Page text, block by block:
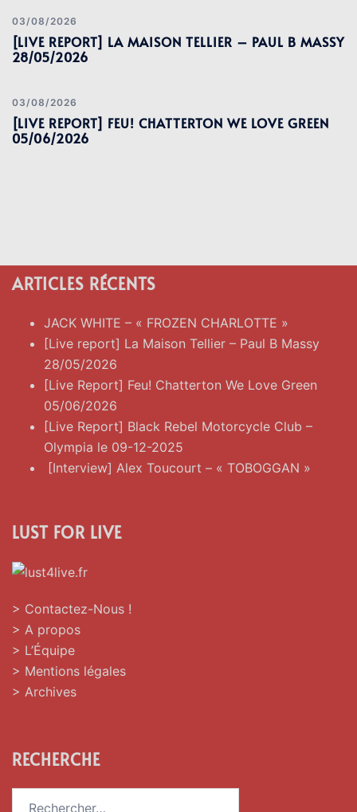
03/08/2026
[LIVE REPORT] LA MAISON TELLIER – PAUL B MASSY
28/05/2026
03/08/2026
[LIVE REPORT] FEU! CHATTERTON WE LOVE GREEN
05/06/2026
ARTICLES RÉCENTS
JACK WHITE – « FROZEN CHARLOTTE »
[Live report] La Maison Tellier – Paul B Massy
28/05/2026
[Live Report] Feu! Chatterton We Love Green
05/06/2026
[Live Report] Black Rebel Motorcycle Club –
Olympia le 09-12-2025
[Interview] Alex Toucourt – « TOBOGGAN »
LUST FOR LIVE
> Contactez-Nous !
> A propos
> L’Équipe
> Mentions légales
> Archives
RECHERCHE